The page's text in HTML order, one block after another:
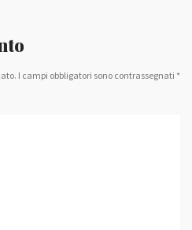
I campi obbligatori sono contrassegnati *